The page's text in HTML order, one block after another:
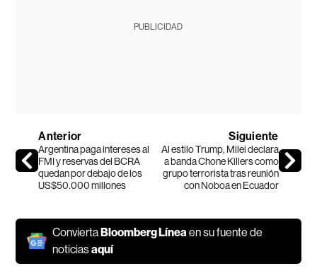
PUBLICIDAD
Anterior
Argentina paga intereses al
FMI y reservas del BCRA
quedan por debajo de los
US$50.000 millones
Siguiente
Al estilo Trump, Milei declara
a banda Chone Killers como
grupo terrorista tras reunión
con Noboa en Ecuador
ConviertaBloomberg Línea en su fuente de
noticiasaquí